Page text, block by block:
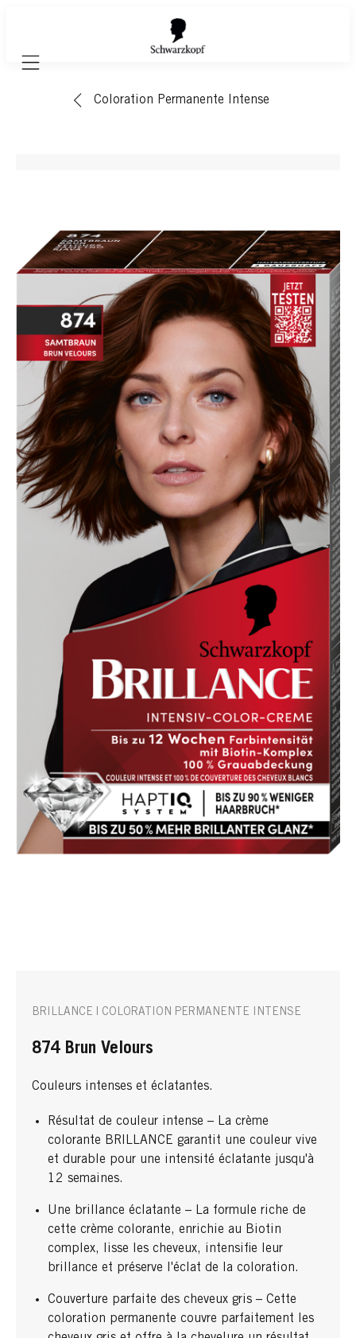
Mobile navigation
Coloration Permanente Intense
BRILLANCE | COLORATION PERMANENTE INTENSE
874 Brun Velours
Couleurs intenses et éclatantes.
Résultat de couleur intense – La crème
colorante BRILLANCE garantit une couleur vive
et durable pour une intensité éclatante jusqu'à
12 semaines.
Une brillance éclatante – La formule riche de
cette crème colorante, enrichie au Biotin
complex, lisse les cheveux, intensifie leur
brillance et préserve l'éclat de la coloration.
Couverture parfaite des cheveux gris – Cette
coloration permanente couvre parfaitement les